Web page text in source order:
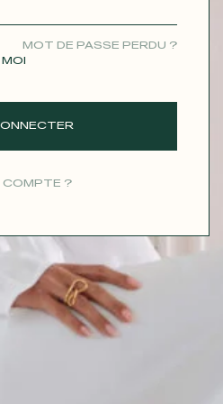
MOT DE PASSE PERDU ?
COMPTE ?